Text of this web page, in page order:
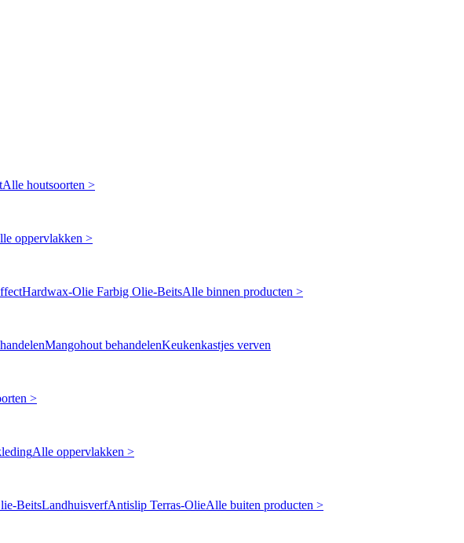
Alle houtsoorten >
oppervlakken >
Hardwax-Olie Farbig Olie-BeitsAlle binnen producten >
Mangohout behandelenKeukenkastjes verven
>
Alle oppervlakken >
BeitsLandhuisverfAntislip Terras-OlieAlle buiten producten >